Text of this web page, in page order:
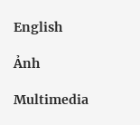
English
Ảnh
Multimedia